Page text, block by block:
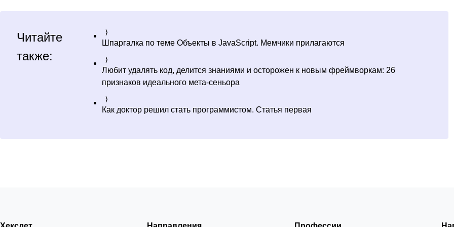
Читайте
также:
Шпаргалка по теме Объекты в JavaScript. Мемчики прилагаются
Любит удалять код, делится знаниями и осторожен к новым фреймворкам: 26
признаков идеального мета-сеньора
Как доктор решил стать программистом. Статья первая